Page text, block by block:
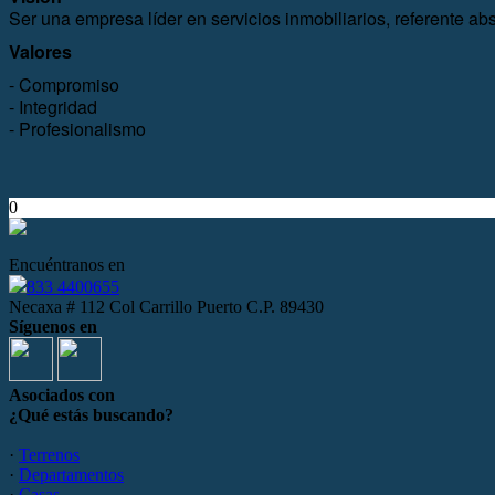
Ser una empresa líder en servicios inmobiliarios, referente
Valores
- Compromiso
- Integridad
- Profesionalismo
0
Encuéntranos en
833 4400655
Necaxa # 112 Col Carrillo Puerto C.P. 89430
Síguenos en
Asociados con
¿Qué estás buscando?
· Terrenos
· Departamentos